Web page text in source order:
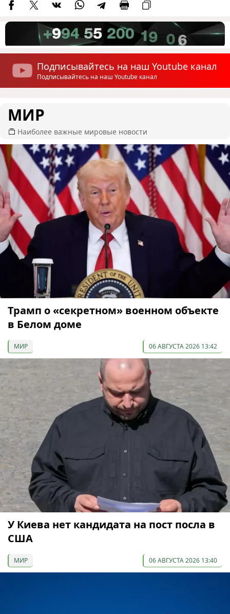
Подписывайтесь на наш Youtube канал
Подписывайтесь на наш Youtube канал
МИР
Наиболее важные мировые новости
Трамп о «секретном» военном объекте
в Белом доме
МИР 06 АВГУСТА 2026 13:42
У Киева нет кандидата на пост посла в
США
МИР 06 АВГУСТА 2026 13:40